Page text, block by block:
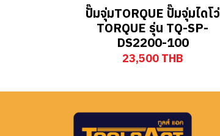
ปั๊มจุ่มTORQUE ปั๊มจุ่มไดโว่
TORQUE รุ่น TQ-SP-
DS2200-100
23,500 THB